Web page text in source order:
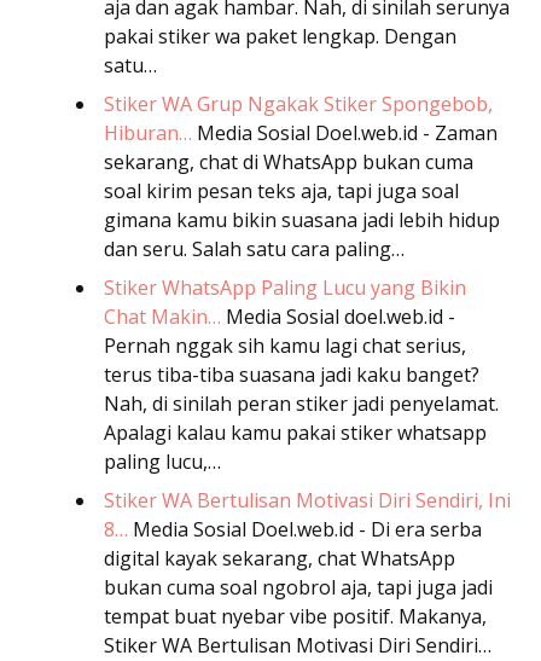
aja dan agak hambar. Nah, di sinilah serunya
pakai stiker wa paket lengkap. Dengan
satu…
Stiker WA Grup Ngakak Stiker Spongebob,
Hiburan… Media Sosial Doel.web.id - Zaman
sekarang, chat di WhatsApp bukan cuma
soal kirim pesan teks aja, tapi juga soal
gimana kamu bikin suasana jadi lebih hidup
dan seru. Salah satu cara paling…
Stiker WhatsApp Paling Lucu yang Bikin
Chat Makin… Media Sosial doel.web.id -
Pernah nggak sih kamu lagi chat serius,
terus tiba-tiba suasana jadi kaku banget?
Nah, di sinilah peran stiker jadi penyelamat.
Apalagi kalau kamu pakai stiker whatsapp
paling lucu,…
Stiker WA Bertulisan Motivasi Diri Sendiri, Ini
8… Media Sosial Doel.web.id - Di era serba
digital kayak sekarang, chat WhatsApp
bukan cuma soal ngobrol aja, tapi juga jadi
tempat buat nyebar vibe positif. Makanya,
Stiker WA Bertulisan Motivasi Diri Sendiri…